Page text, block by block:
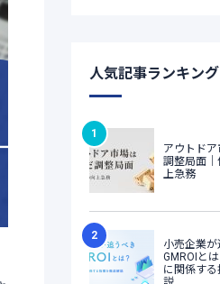
人気記事ランキング